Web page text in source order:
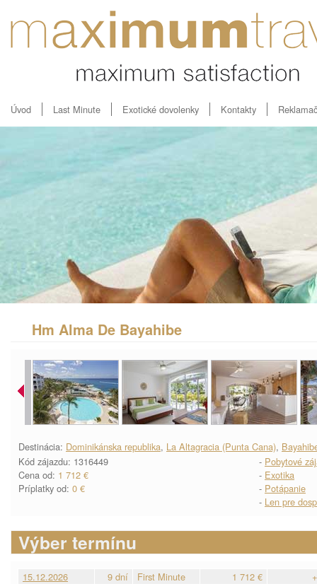
Úvod Last Minute Exotické dovolenky Kontakty
Hm Alma De Bayahibe
Destinácia: Dominikánska republika, La Altagracia (Punta Cana),
Kód zájazdu: 1316449
Cena od: 1 712 €
Príplatky od: 0 €
- Pobytové
- Exotika
- Potápanie
- Len pre
Výber termínu
15.12.2026 9 dní First Minute 1 712 €